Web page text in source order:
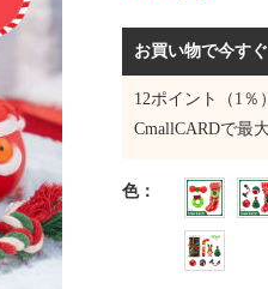
お買い物で今す
12ポイント（1％）
CmallCARDで最
色：